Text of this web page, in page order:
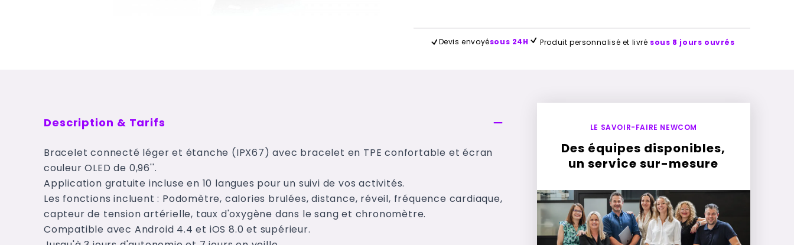
Devis envoyésous 24H Produit personnalisé et livré sous 8 jours ouvrés
Description & Tarifs
Bracelet connecté léger et étanche (IPX67) avec bracelet en TPE confortable et écran
couleur OLED de 0,96''.
Application gratuite incluse en 10 langues pour un suivi de vos activités.
Les fonctions incluent : Podomètre, calories brulées, distance, réveil, fréquence cardiaque,
capteur de tension artérielle, taux d'oxygène dans le sang et chronomètre.
Compatible avec Android 4.4 et iOS 8.0 et supérieur.
LE SAVOIR-FAIRE NEWCOM
Des équipes disponibles,
un service sur-mesure